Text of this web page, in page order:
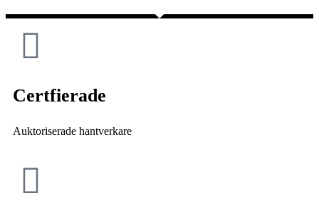
Certfierade
Auktoriserade hantverkare